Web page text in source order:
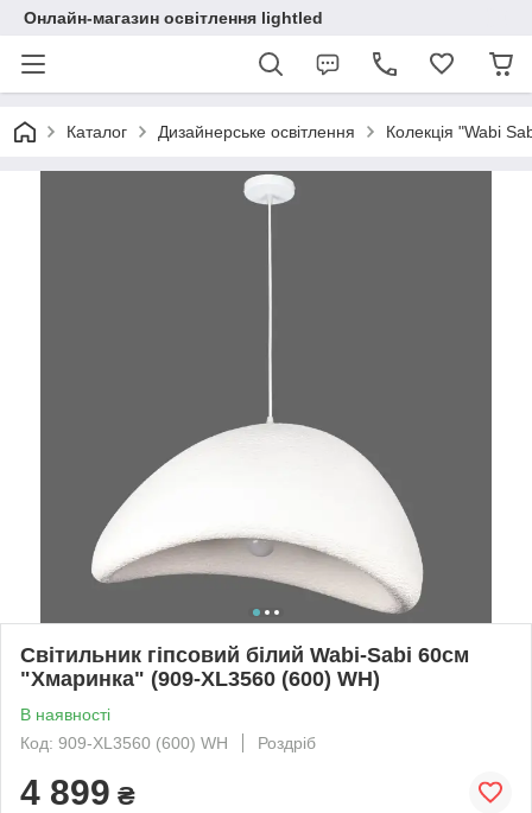
Онлайн-магазин освітлення lightled
Каталог Дизайнерське освітлення Колекція "Wabi
Світильник гіпсовий білий Wabi-Sabi 60см
"Хмаринка" (909-XL3560 (600) WH)
В наявності
Код: 909-XL3560 (600) WH
Роздріб
4 899 ₴